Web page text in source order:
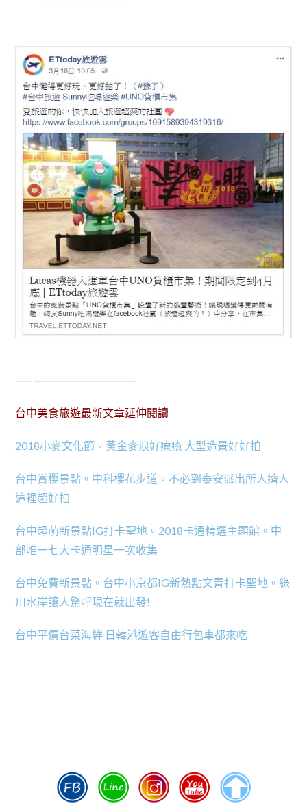
—————————–————
台中美食旅遊最新文章延伸閱讀
2018小麥文化節。黃金麥浪好療癒 大型造景好好拍
台中賞櫻景點。中科櫻花步道。不必到泰安派出所人擠人
這裡超好拍
台中超萌新景點IG打卡聖地。2018卡通精選主題館。中
部唯一七大卡通明星一次收集
台中免費新景點。台中小京都IG新熱點文青打卡聖地。綠
川水岸讓人驚呼現在就出發!
台中平價台菜海鮮 日韓港遊客自由行包車都來吃